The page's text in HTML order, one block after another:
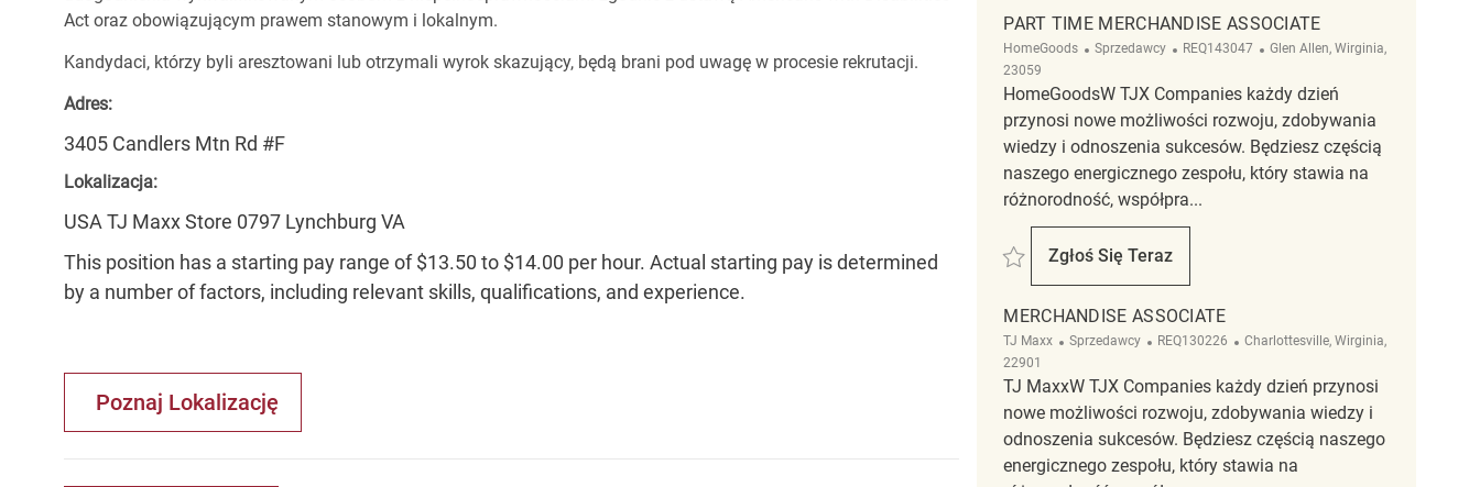
Act oraz obowiązującym prawem stanowym i lokalnym.
Kandydaci, którzy byli aresztowani lub otrzymali wyrok skazujący, będą brani pod uwagę w procesie rekrutacji.
Adres:
3405 Candlers Mtn Rd #F
Lokalizacja:
USA TJ Maxx Store 0797 Lynchburg VA
This position has a starting pay range of $13.50 to $14.00 per hour. Actual starting pay is determined
by a number of factors, including relevant skills, qualifications, and experience.
Poznaj Lokalizację
PART TIME MERCHANDISE ASSOCIATE
HomeGoods Kategoria
Sprzedawcy ReqId
REQ143047 Lokalizacja
Glen Allen, Wirginia,
23059
HomeGoodsW TJX Companies każdy dzień
przynosi nowe możliwości rozwoju, zdobywania
wiedzy i odnoszenia sukcesów. Będziesz częścią
naszego energicznego zespołu, który stawia na
różnorodność, współpra...
Zapisać Part Time Merchandise Associate REQ143047
Zgłoś Się Teraz
Part Time Merchandise Associate
MERCHANDISE ASSOCIATE
TJ Maxx Kategoria
Sprzedawcy ReqId
REQ130226 Lokalizacja
Charlottesville, Wirginia,
22901
TJ MaxxW TJX Companies każdy dzień przynosi
nowe możliwości rozwoju, zdobywania wiedzy i
odnoszenia sukcesów. Będziesz częścią naszego
energicznego zespołu, który stawia na